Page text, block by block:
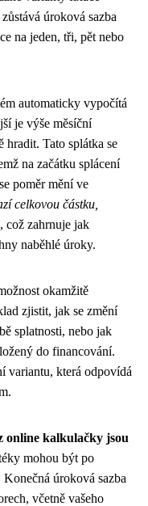
úroková sazba
na jeden, tři, pět nebo
automaticky vypočítá
je výše měsíční
hradit. Tato splátka se
na začátku splácení
poměr mění ve
celkovou částku,
, což zahrnuje jak
naběhlé úroky.
okamžitě
zjistit, jak se změní
splatnosti, nebo jak
do financování.
variantu, která odpovídá
online kalkulačky jsou
mohou být po
úroková sazba
včetně vašeho